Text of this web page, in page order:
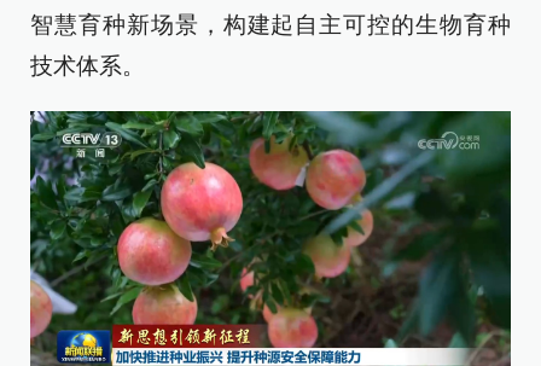
智慧育种新场景，构建起自主可控的生物育种
技术体系。